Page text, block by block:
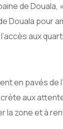
de
Douala pour
aux
en pavés
aux
la zone et à